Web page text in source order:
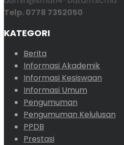
Telp. 0778 7352050
KATEGORI
Berita
Informasi Akademik
Informasi Kesiswaan
Informasi Umum
Pengumuman
Pengumuman Kelulusan
PPDB
Prestasi